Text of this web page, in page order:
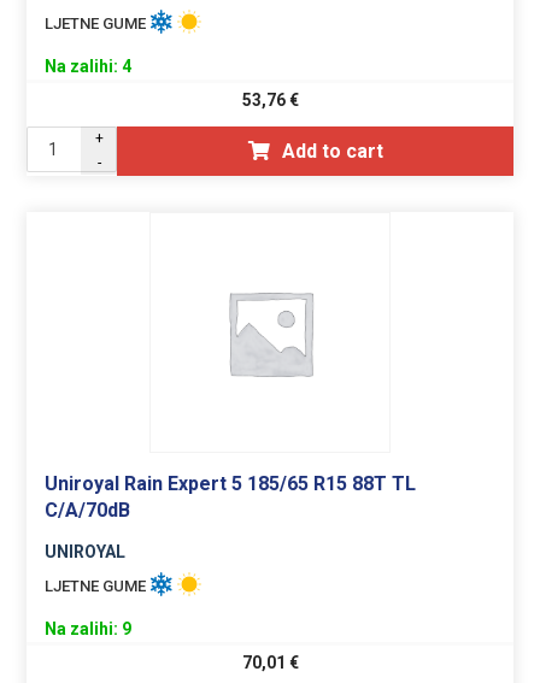
LJETNE GUME
Na zalihi: 4
53,76€
+
-
Add to cart
Uniroyal Rain Expert 5 185/65 R15 88T TL
C/A/70dB
UNIROYAL
LJETNE GUME
Na zalihi: 9
70,01 €